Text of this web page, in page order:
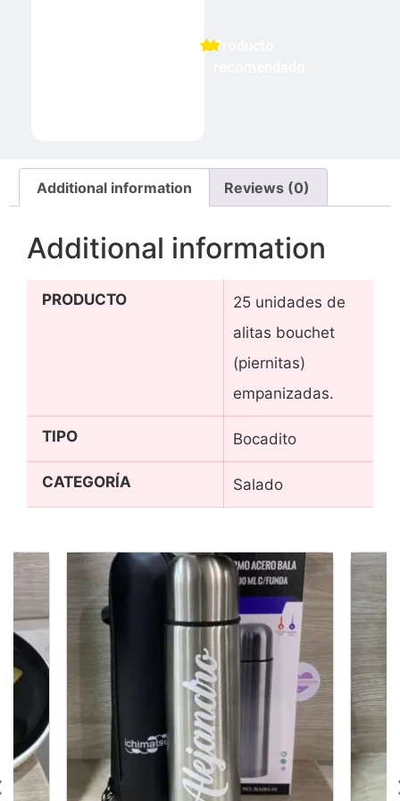
Producto
Additional information Reviews (0)
Additional information
PRODUCTO
25 unidades de
alitas bouchet
(piernitas)
empanizadas.
TIPO Bocadito
CATEGORÍA Salado